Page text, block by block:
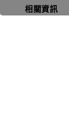
相關資訊